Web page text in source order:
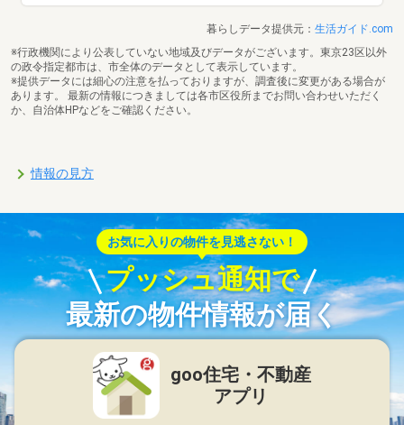
暮らしデータ提供元： 生活ガイド.com
※行政機関により公表していない地域及びデータがございます。東京23区以外
の政令指定都市は、市全体のデータとして表示しています。
※提供データには細心の注意を払っておりますが、調査後に変更がある場合が
あります。 最新の情報につきましては各市区役所までお問い合わせいただく
か、自治体HPなどをご確認ください。
情報の見方
お気に入りの物件を見逃さない！
プッシュ通知で
最新の物件情報が届く
goo住宅・不動産
アプリ